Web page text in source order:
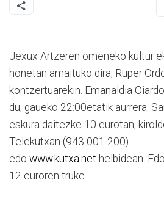
Jexux Artzeren omeneko kultur
honetan amaituko dira, Ruper
kontzertuarekin. Emanaldia
du, gaueko 22:00etatik aurrera.
eskura daitezke 10 eurotan,
Telekutxan (943 001 200)
edo www.kutxa.net helbidean.
12 euroren truke.